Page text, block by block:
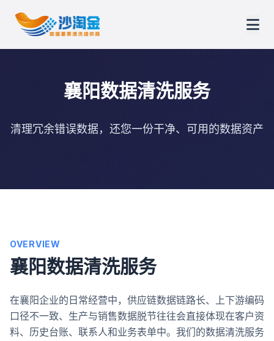
襄阳数据清洗服务
清理冗余错误数据，还您一份干净、可用的数据资产
OVERVIEW
襄阳数据清洗服务
在襄阳企业的日常经营中，供应链数据链路长、上下游编码
口径不一致、生产与销售数据脱节往往会直接体现在客户资
料、历史台账、联系人和业务表单中。我们的数据清洗服务